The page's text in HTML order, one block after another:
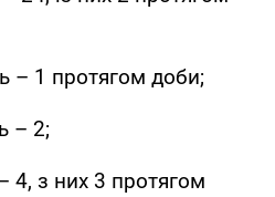
– 1 протягом доби;
– 2;
4, з них 3 протягом